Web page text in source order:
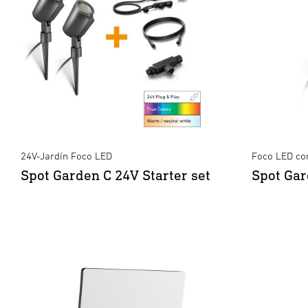
XLED PRO
24V-Jardín Foco LED
Spot Garden C 24V Starter set
Foco LED
Spot
XLED
XLED